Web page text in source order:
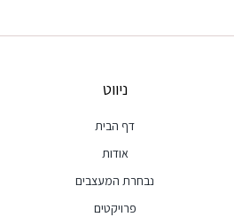
ניווט
דף הבית
אודות
נבחרת המעצבים
פרויקטים